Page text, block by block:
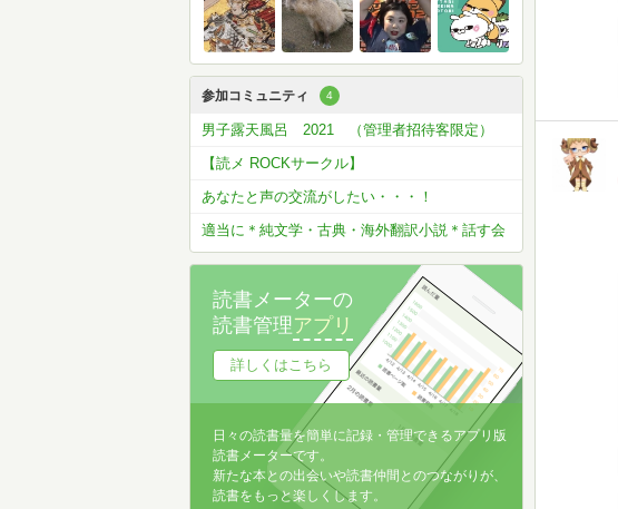
参加コミュニティ 4
男子露天風呂 2021 （管理者招待客限定）
【読メ ROCKサークル】
あなたと声の交流がしたい・・・！
適当に＊純文学・古典・海外翻訳小説＊話す会
読書メーターの
読書管理アプリ
詳しくはこちら
日々の読書量を簡単に記録・管理できるアプリ版
読書メーターです。
新たな本との出会いや読書仲間とのつながりが、
読書をもっと楽しくします。